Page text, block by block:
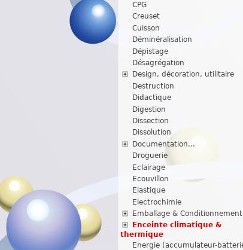
CPG
Creuset
Cuisson
Déminéralisation
Dépistage
Désagrégation
Design, décoration, utilitaire
Destruction
Didactique
Digestion
Dissection
Dissolution
Documentation...
Droguerie
Eclairage
Ecouvillon
Elastique
Electrochimie
Emballage & Conditionnement
Enceinte climatique &
thermique
Energie (accumulateur-